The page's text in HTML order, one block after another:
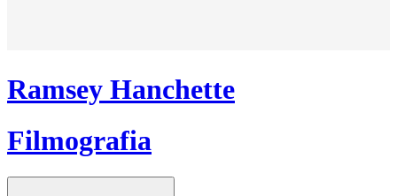
Ramsey Hanchette
Filmografia